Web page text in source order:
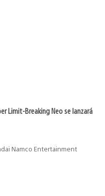
Limit-Breaking Neo se lanzará
Namco Entertainment